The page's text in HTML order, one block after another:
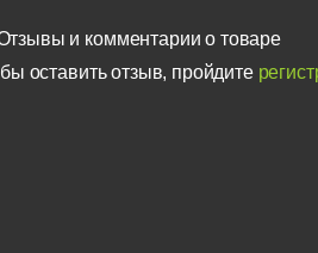
и комментарии о товаре
оставить отзыв, пройдите